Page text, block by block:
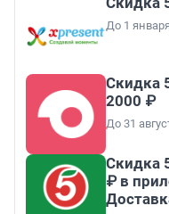
До 1
Скидка
2000 ₽
До 31
Скидка
₽ в